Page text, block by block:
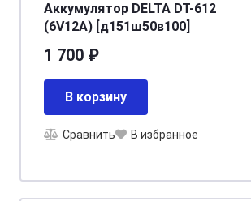
Аккумулятор DELTA DT-612
(6V12A) [д151ш50в100]
1 700 ₽
В корзину
Сравнить В избранное